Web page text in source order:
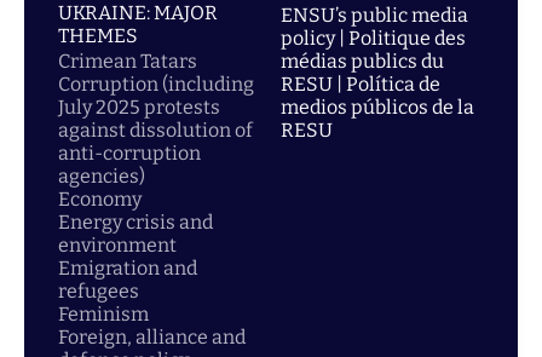
UKRAINE: MAJOR
THEMES
Crimean Tatars
Corruption (including
July 2025 protests
against dissolution of
anti-corruption
agencies)
Economy
Energy crisis and
environment
Emigration and
refugees
Feminism
Foreign, alliance and
ENSU’s public media
policy | Politique des
médias publics du
RESU | Política de
medios públicos de la
RESU